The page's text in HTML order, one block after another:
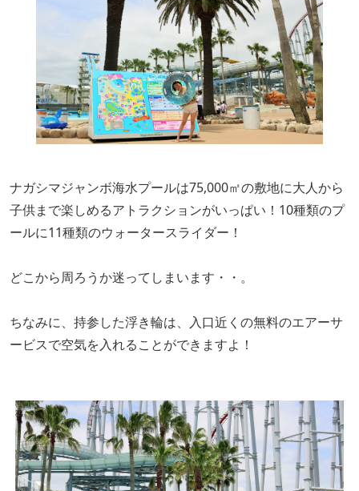
ナガシマジャンボ海水プールは75,000㎡の敷地に大人から
子供まで楽しめるアトラクションがいっぱい！10種類のプ
ールに11種類のウォータースライダー！
どこから周ろうか迷ってしまいます・・。
ちなみに、持参した浮き輪は、入口近くの無料のエアーサ
ービスで空気を入れることができますよ！